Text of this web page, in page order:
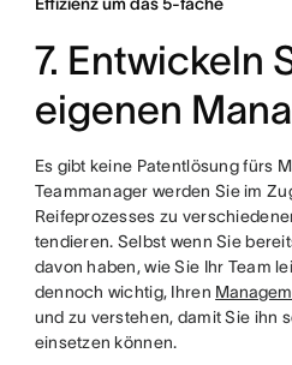
7. Entwickeln
eigenen
Es gibt keine Patentlösung fürs
Teammanager werden Sie im
Reifeprozesses zu
tendieren. Selbst wenn Sie
davon haben, wie Sie Ihr Team
dennoch wichtig, Ihren
und zu verstehen, damit Sie ihn
einsetzen können.